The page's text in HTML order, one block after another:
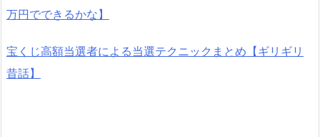
万円でできるかな】
宝くじ高額当選者による当選テクニックまとめ【ギリギリ
昔話】